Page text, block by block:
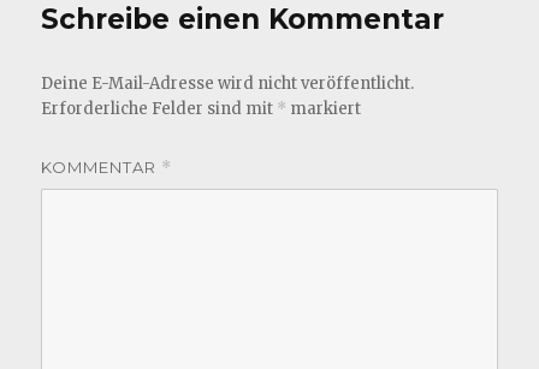
Schreibe einen Kommentar
Deine E-Mail-Adresse wird nicht veröffentlicht.
Erforderliche Felder sind mit * markiert
KOMMENTAR *